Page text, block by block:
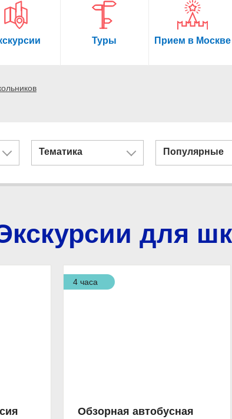
Туры Прием в Москве
Тематика Популярные
для
4 часа
Обзорная автобусная